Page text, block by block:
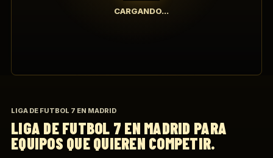
CARGANDO...
LIGA DE FUTBOL 7 EN MADRID
LIGA DE FUTBOL 7 EN MADRID PARA
EQUIPOS QUE QUIEREN COMPETIR.